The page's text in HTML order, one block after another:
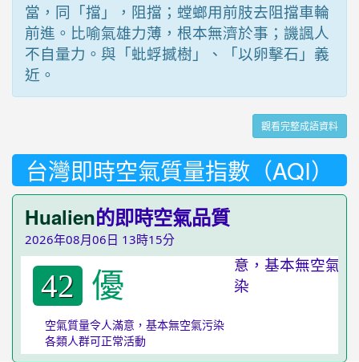
當，同「擋」，阻擋；螳螂用前肢去阻擋車輪
前進。比喻氣雄力薄，根本無濟於事；譏諷人
不自量力。與「蚍蜉撼樹」、「以卵擊石」義
近。
觀看完整成語資料
台灣即時空氣質量指數（AQI）
Hualien的即時空氣品質
2026年08月06日 13時15分
42 優
空氣質量令人滿意，基本無空氣污染
各類人群可正常活動